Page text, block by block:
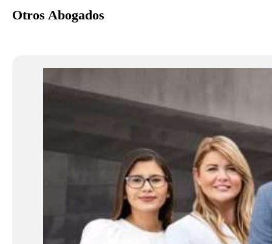
Otros Abogados